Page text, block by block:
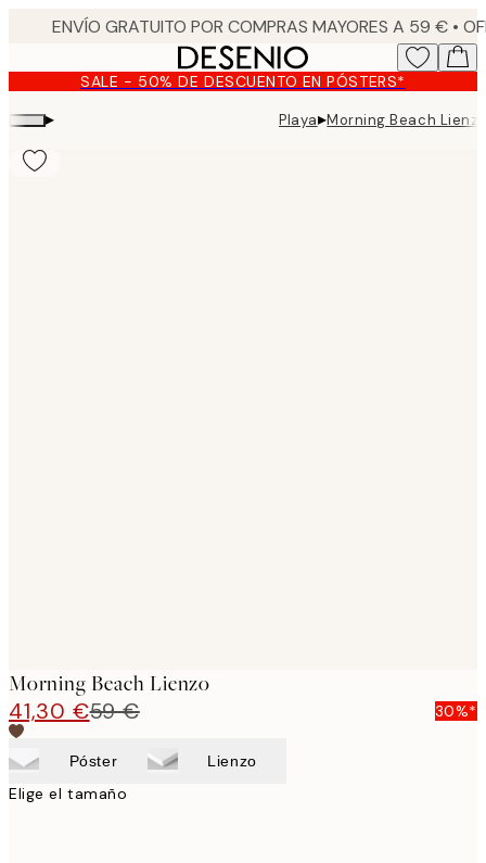
content.SALE - 50% DE DESCUENTO EN PÓSTERS*
▸ Playa▸Morning Beach
Morning Beach Lienzo
41,30 €59 € 30%*
Póster Lienzo
Elige el tamaño